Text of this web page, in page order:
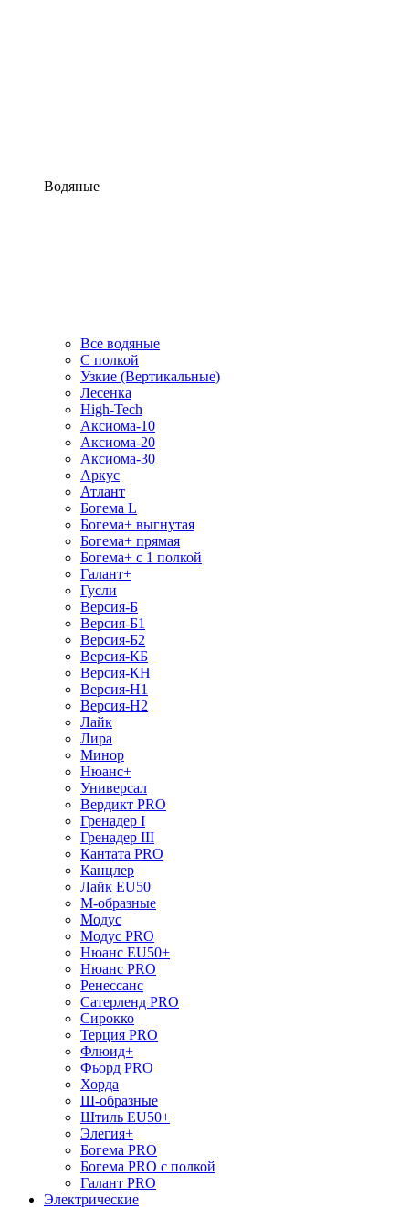
Водяные
Все водяные
С полкой
Узкие (Вертикальные)
Лесенка
High-Tech
Аксиома-10
Аксиома-20
Аксиома-30
Аркус
Атлант
Богема L
Богема+ выгнутая
Богема+ прямая
Богема+ с 1 полкой
Галант+
Гусли
Версия-Б
Версия-Б1
Версия-Б2
Версия-КБ
Версия-КН
Версия-Н1
Версия-Н2
Лайк
Лира
Минор
Нюанс+
Универсал
Вердикт PRO
Гренадер I
Гренадер III
Кантата PRO
Канцлер
Лайк EU50
М-образные
Модус
Модус PRO
Нюанс EU50+
Нюанс PRO
Ренессанс
Сатерленд PRO
Сирокко
Терция PRO
Флюид+
Фьорд PRO
Хорда
Ш-образные
Штиль EU50+
Элегия+
Богема PRO
Богема PRO с полкой
Галант PRO
Электрические